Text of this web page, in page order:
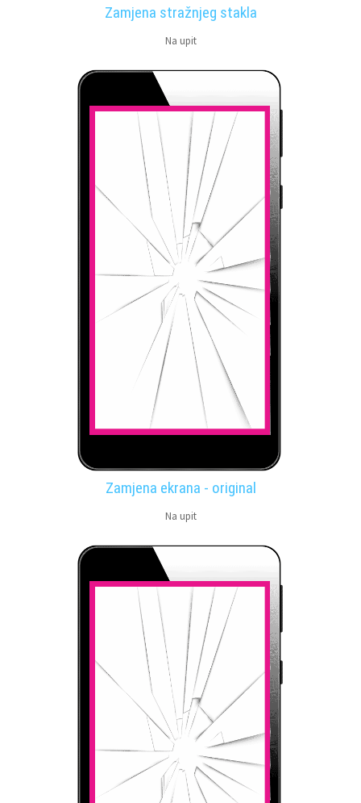
Zamjena stražnjeg stakla
Na upit
Zamjena ekrana - original
Na upit